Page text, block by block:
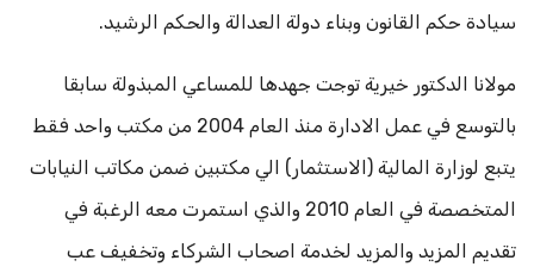
سيادة حكم القانون وبناء دولة العدالة والحكم الرشيد.
مولانا الدكتور خيرية توجت جهدها للمساعي المبذولة سابقا
بالتوسع في عمل الادارة منذ العام 2004 من مكتب واحد فقط
يتبع لوزارة المالية (الاستثمار) الي مكتبين ضمن مكاتب النيابات
المتخصصة في العام 2010 والذي استمرت معه الرغبة في
تقديم المزيد والمزيد لخدمة اصحاب الشركاء وتخفيف عب